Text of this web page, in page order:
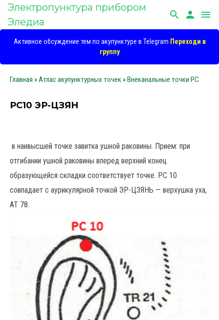
Электропунктура прибором
Эледиа
search person menu
Активное обсуждение тем по акупунктуре в Telegram Переходи в
группу
Главная »Атлас акупунктурных точек »Внеканальные точки PC
РС10 ЭР-ЦЗЯН
в наивысшей точке завитка ушной раковины. Прием: при
отгибании ушной раковины вперед верхний конец
образующейся складки соответствует точке. РС 10
совпадает с аурикулярной точкой ЭР-ЦЗЯНЬ — верхушка уха,
АТ 78.